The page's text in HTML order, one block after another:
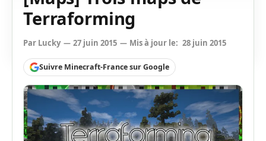
Terraforming
Par Lucky 27 juin 2015 Mis à jour le: 28 juin 2015
Suivre Minecraft-France sur Google